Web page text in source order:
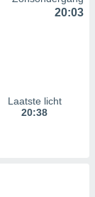
20:03
Laatste licht
20:38